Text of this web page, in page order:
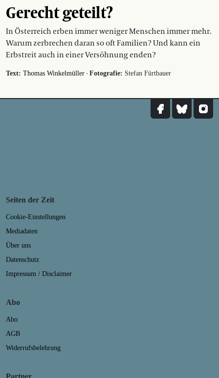
Gerecht geteilt?
In Österreich erben immer weniger Menschen immer mehr.
Warum zerbrechen daran so oft Familien? Und kann ein
Erbstreit auch in einer Versöhnung enden?
Text: Thomas Winkelmüller · Fotografie: Stefan Fürtbauer
Seiten der Zeit
Cookie-Einstellungen
Mediadaten
Über uns
Datenschutz
Impressum / Disclaimer
Abo
Abo
AGB
Widerrufsbelehrung
Partner